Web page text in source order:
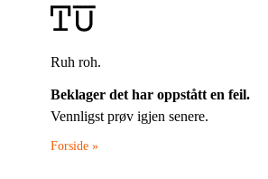
Ruh roh.
Beklager det har oppstått en feil.
Vennligst prøv igjen senere.
Forside »